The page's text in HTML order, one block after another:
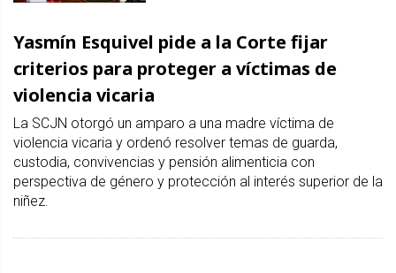
Yasmín Esquivel pide a la Corte fijar
criterios para proteger a víctimas de
violencia vicaria
La SCJN otorgó un amparo a una madre víctima de
violencia vicaria y ordenó resolver temas de guarda,
custodia, convivencias y pensión alimenticia con
perspectiva de género y protección al interés superior de la
niñez.